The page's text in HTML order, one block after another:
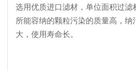
选用优质进口滤材，单位面积过滤
所能容纳的颗粒污染的质量高，纳
大，使用寿命长。